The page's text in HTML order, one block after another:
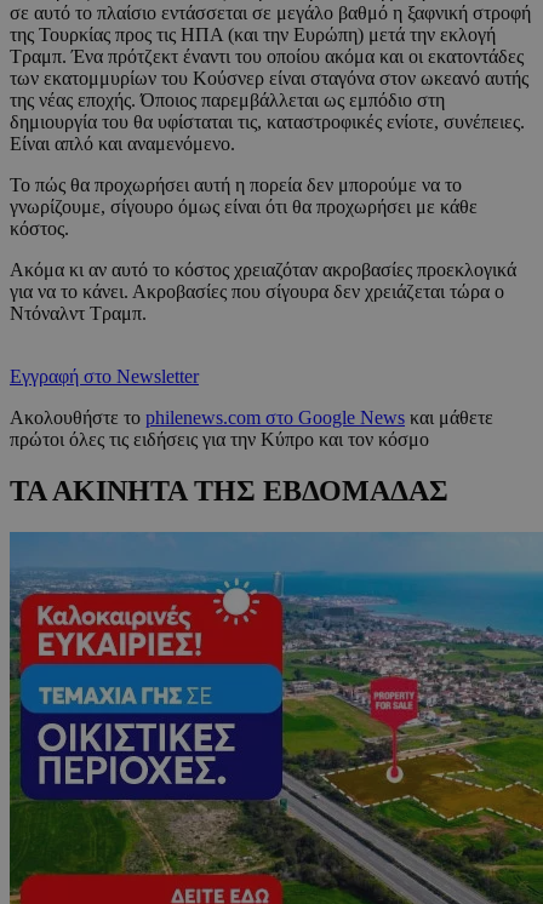
σε αυτό το πλαίσιο εντάσσεται σε μεγάλο βαθμό η ξαφνική στροφή
της Τουρκίας προς τις ΗΠΑ (και την Ευρώπη) μετά την εκλογή
Τραμπ. Ένα πρότζεκτ έναντι του οποίου ακόμα και οι εκατοντάδες
των εκατομμυρίων του Κούσνερ είναι σταγόνα στον ωκεανό αυτής
της νέας εποχής. Όποιος παρεμβάλλεται ως εμπόδιο στη
δημιουργία του θα υφίσταται τις, καταστροφικές ενίοτε, συνέπειες.
Είναι απλό και αναμενόμενο.
Το πώς θα προχωρήσει αυτή η πορεία δεν μπορούμε να το
γνωρίζουμε, σίγουρο όμως είναι ότι θα προχωρήσει με κάθε
κόστος.
Ακόμα κι αν αυτό το κόστος χρειαζόταν ακροβασίες προεκλογικά
για να το κάνει. Ακροβασίες που σίγουρα δεν χρειάζεται τώρα ο
Ντόναλντ Τραμπ.
Εγγραφή στο Newsletter
Ακολουθήστε το philenews.com στο Google News και μάθετε
πρώτοι όλες τις ειδήσεις για την Κύπρο και τον κόσμο
ΤΑ ΑΚΙΝΗΤΑ ΤΗΣ ΕΒΔΟΜΑΔΑΣ